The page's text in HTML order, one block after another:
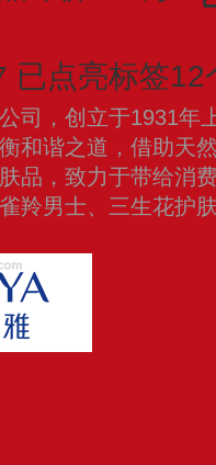
已点亮标签12
司，创立于1931
和谐之道，借助天
品，致力于带给消
羚男士、三生花护